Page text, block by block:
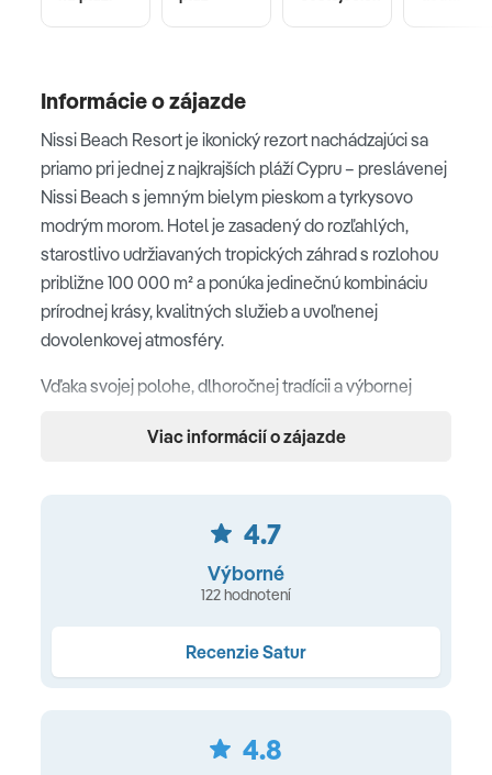
Informácie o zájazde
Nissi Beach Resort je ikonický rezort nachádzajúci sa
priamo pri jednej z najkrajších pláží Cypru – preslávenej
Nissi Beach s jemným bielym pieskom a tyrkysovo
modrým morom. Hotel je zasadený do rozľahlých,
starostlivo udržiavaných tropických záhrad s rozlohou
približne 100 000 m² a ponúka jedinečnú kombináciu
prírodnej krásy, kvalitných služieb a uvoľnenej
dovolenkovej atmosféry.
Vďaka svojej polohe, dlhoročnej tradícii a výbornej
najobľúbenejšie hotely v Ayia Nape. Je ideálnou voľbou
Ayia Napa • cca 2 km od centra s obchodmi, barmi,
reštauráciami a diskotékami • cca 45 km od letiska
Viac informácií o zájazde
4.7
Výborné
122 hodnotení
Recenzie Satur
4.8